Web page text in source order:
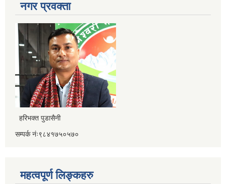
नगर प्रवक्ता
हरिभक्त पुडासैनी
सम्पर्क नंः९८४१७५०५७०
महत्वपूर्ण लिङ्कहरु